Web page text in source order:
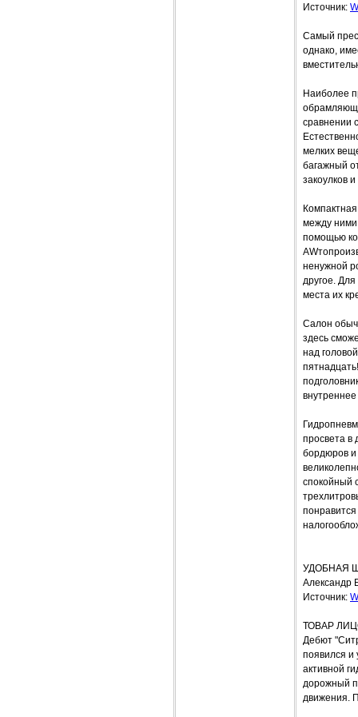
Источник:
Самый
однако,
Наиболее
сравнении
мелких
багажный
закоулков
между ними
помощью
ненужной
другое.
места их
Салон
здесь
над
просвета в
бордюров и
спокойный
УДОБНАЯ
Александр
Источник:
ТОВАР
Дебют
появился и
активной
дорожный
движения.